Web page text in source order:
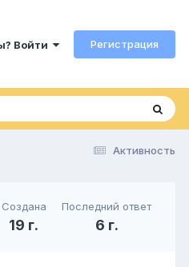
Войти Регистрация
Активность
Создана
19 г.
Последний ответ
6 г.